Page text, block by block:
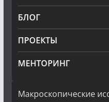
БЛОГ
ПРОЕКТЫ
МЕНТОРИНГ
Макроскопические